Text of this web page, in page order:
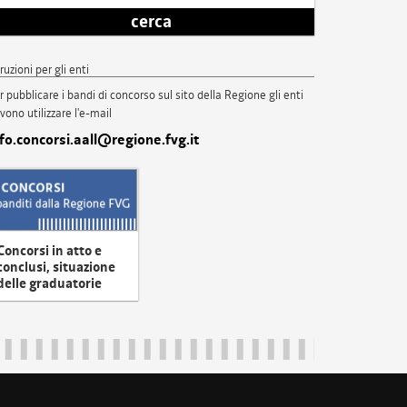
cerca
per gli enti
pubblicare i bandi di concorso sul sito della Regione gli enti
utilizzare l'e-mail
in atto e
situazione
graduatorie